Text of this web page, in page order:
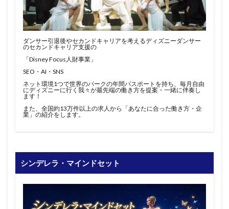
ダンサー引退後やセカンドキャリアを考えるディズニーダンサー
のセカンドキャリア支援の
「Disney Focus人財事業」
SEO・AI・SNS
ネット環境1つで世界のパークの年間パスポートを持ち、毎月自由
にディズニーに行く我々が最先端の働き方を提案・一緒に伴奏し
ます！
また、全国約13万件以上の求人から「あなたに合った働き方・企
業」の紹介をします。
シンデレラ・マインドセット